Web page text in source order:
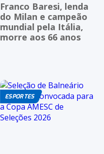
Franco Baresi, lenda
do Milan e campeão
mundial pela Itália,
morre aos 66 anos
ESPORTES